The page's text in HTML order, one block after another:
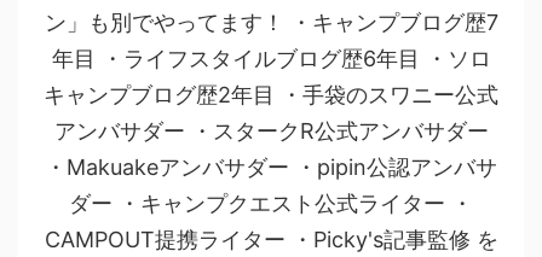
ン」も別でやってます！ ・キャンプブログ歴7
年目 ・ライフスタイルブログ歴6年目 ・ソロ
キャンプブログ歴2年目 ・手袋のスワニー公式
アンバサダー ・スタークR公式アンバサダー
・Makuakeアンバサダー ・pipin公認アンバサ
ダー ・キャンプクエスト公式ライター ・
CAMPOUT提携ライター ・Picky's記事監修 を